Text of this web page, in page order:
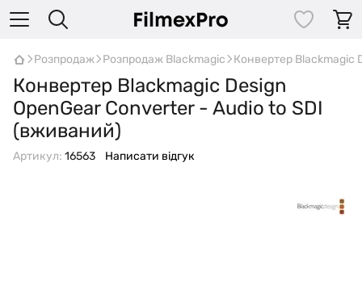
Розпродаж Розпродаж Blackmagic Конвертер Blackmagic
Конвертер Blackmagic Design
OpenGear Converter - Audio to SDI
(вживаний)
Артикул: 16563 Написати відгук